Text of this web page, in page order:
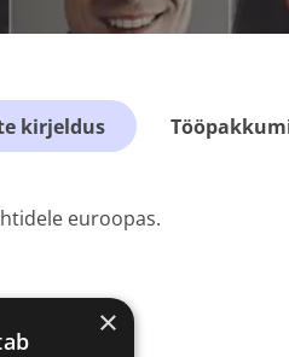
kirjeldus
euroopas.
×